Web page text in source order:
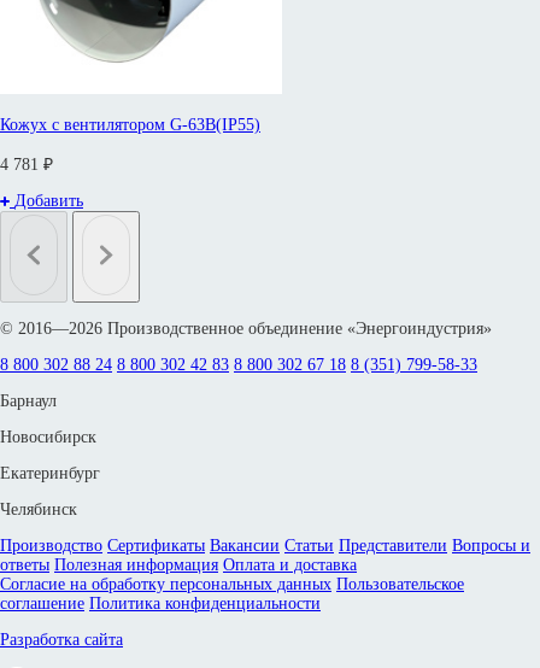
Кожух с вентилятором G-63B(IP55)
4 781 ₽
Добавить
© 2016—2026 Производственное объединение «Энергоиндустрия»
8 800 302 88 24 8 800 302 42 83 8 800 302 67 18 8 (351) 799-58-33
Барнаул
Новосибирск
Екатеринбург
Челябинск
Производство Сертификаты Вакансии Статьи Представители Вопросы и
ответы Полезная информация Оплата и доставка
Согласие на обработку персональных данных Пользовательское
соглашение Политика конфиденциальности
Разработка сайта